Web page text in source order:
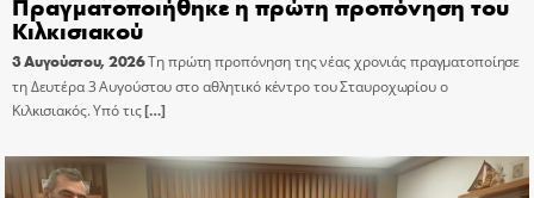
Κιλκισιακού
3 Αυγούστου, 2026Τη πρώτη προπόνηση της νέας χρονιάς πραγματοποίησε
τη Δευτέρα 3 Αυγούστου στο αθλητικό κέντρο του Σταυροχωρίου ο
Κιλκισιακός. Υπό τις[…]